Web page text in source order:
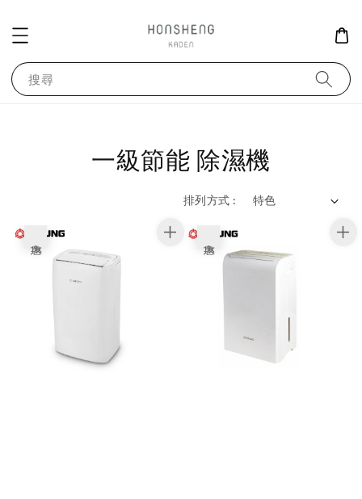
搜尋
一級節能 除濕機
排列方式 :